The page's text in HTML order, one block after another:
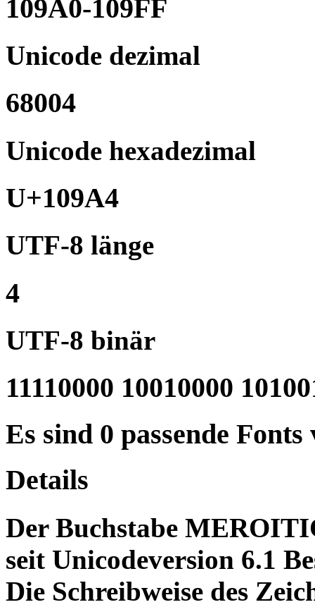
109A0-109FF
Unicode dezimal
68004
Unicode hexadezimal
U+109A4
UTF-8 länge
4
UTF-8 binär
11110000 10010000
Es sind 0 passende
Details
Der Buchstabe
seit Unicodeversion 6.1
Die Schreibweise des Zeichens "𐦤"